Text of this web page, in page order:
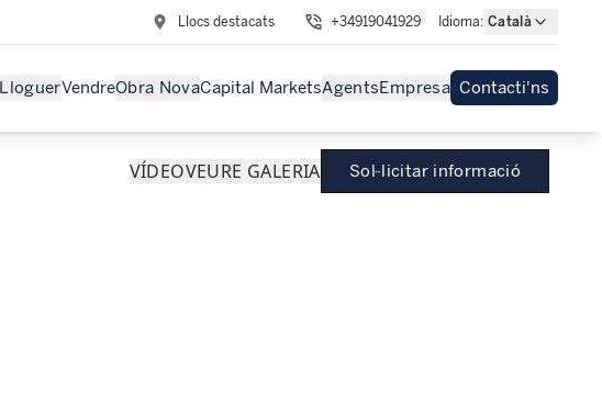
Llocs destacats +34919041929 Idioma: Català
LloguerVendreObra NovaCapital MarketsAgentsEmpresa Contacti'ns
VÍDEOVEURE GALERIA Sol·licitar informació